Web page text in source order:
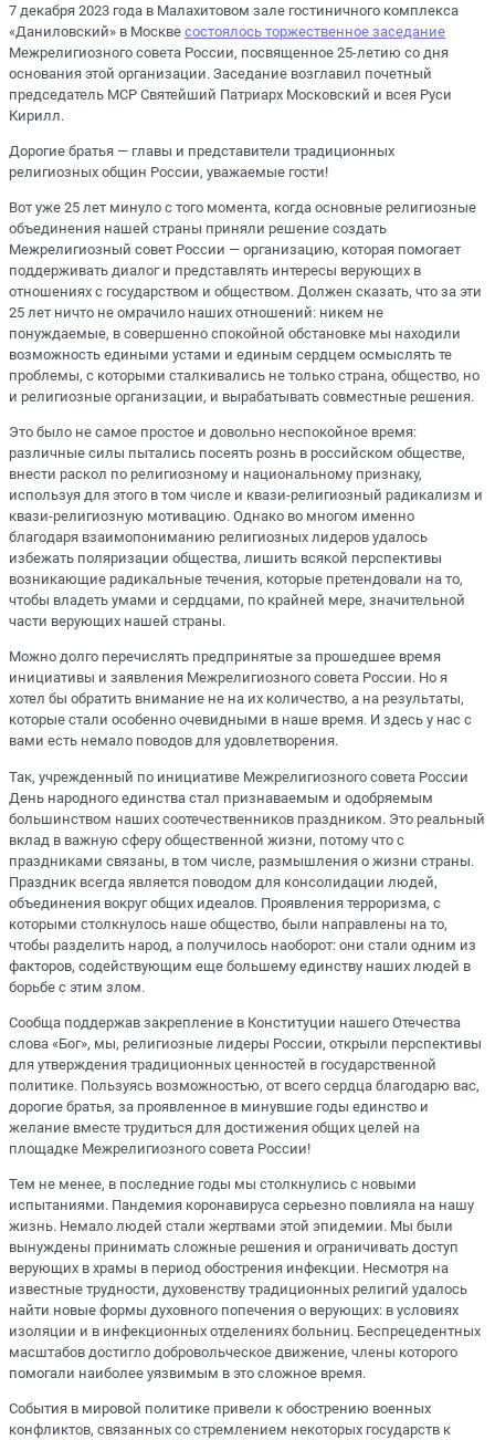
7 декабря 2023 года в Малахитовом зале гостиничного комплекса
«Даниловский» в Москве состоялось торжественное заседание
Межрелигиозного совета России, посвященное 25-летию со дня
основания этой организации. Заседание возглавил почетный
председатель МСР Святейший Патриарх Московский и всея Руси
Кирилл.
Дорогие братья — главы и представители традиционных
религиозных общин России, уважаемые гости!
Вот уже 25 лет минуло с того момента, когда основные религиозные
объединения нашей страны приняли решение создать
Межрелигиозный совет России — организацию, которая помогает
поддерживать диалог и представлять интересы верующих в
отношениях с государством и обществом. Должен сказать, что за эти
25 лет ничто не омрачило наших отношений: никем не
понуждаемые, в совершенно спокойной обстановке мы находили
возможность едиными устами и единым сердцем осмыслять те
проблемы, с которыми сталкивались не только страна, общество, но
и религиозные организации, и вырабатывать совместные решения.
Это было не самое простое и довольно неспокойное время:
различные силы пытались посеять рознь в российском обществе,
внести раскол по религиозному и национальному признаку,
используя для этого в том числе и квази-религиозный радикализм и
квази-религиозную мотивацию. Однако во многом именно
благодаря взаимопониманию религиозных лидеров удалось
избежать поляризации общества, лишить всякой перспективы
возникающие радикальные течения, которые претендовали на то,
чтобы владеть умами и сердцами, по крайней мере, значительной
части верующих нашей страны.
Можно долго перечислять предпринятые за прошедшее время
инициативы и заявления Межрелигиозного совета России. Но я
хотел бы обратить внимание не на их количество, а на результаты,
которые стали особенно очевидными в наше время. И здесь у нас с
вами есть немало поводов для удовлетворения.
Так, учрежденный по инициативе Межрелигиозного совета России
День народного единства стал признаваемым и одобряемым
большинством наших соотечественников праздником. Это реальный
вклад в важную сферу общественной жизни, потому что с
праздниками связаны, в том числе, размышления о жизни страны.
Праздник всегда является поводом для консолидации людей,
объединения вокруг общих идеалов. Проявления терроризма, с
которыми столкнулось наше общество, были направлены на то,
чтобы разделить народ, а получилось наоборот: они стали одним из
факторов, содействующим еще большему единству наших людей в
борьбе с этим злом.
Сообща поддержав закрепление в Конституции нашего Отечества
слова «Бог», мы, религиозные лидеры России, открыли перспективы
для утверждения традиционных ценностей в государственной
политике. Пользуясь возможностью, от всего сердца благодарю вас,
дорогие братья, за проявленное в минувшие годы единство и
желание вместе трудиться для достижения общих целей на
площадке Межрелигиозного совета России!
Тем не менее, в последние годы мы столкнулись с новыми
испытаниями. Пандемия коронавируса серьезно повлияла на нашу
жизнь. Немало людей стали жертвами этой эпидемии. Мы были
вынуждены принимать сложные решения и ограничивать доступ
верующих в храмы в период обострения инфекции. Несмотря на
известные трудности, духовенству традиционных религий удалось
найти новые формы духовного попечения о верующих: в условиях
изоляции и в инфекционных отделениях больниц. Беспрецедентных
масштабов достигло добровольческое движение, члены которого
помогали наиболее уязвимым в это сложное время.
События в мировой политике привели к обострению военных
конфликтов, связанных со стремлением некоторых государств к